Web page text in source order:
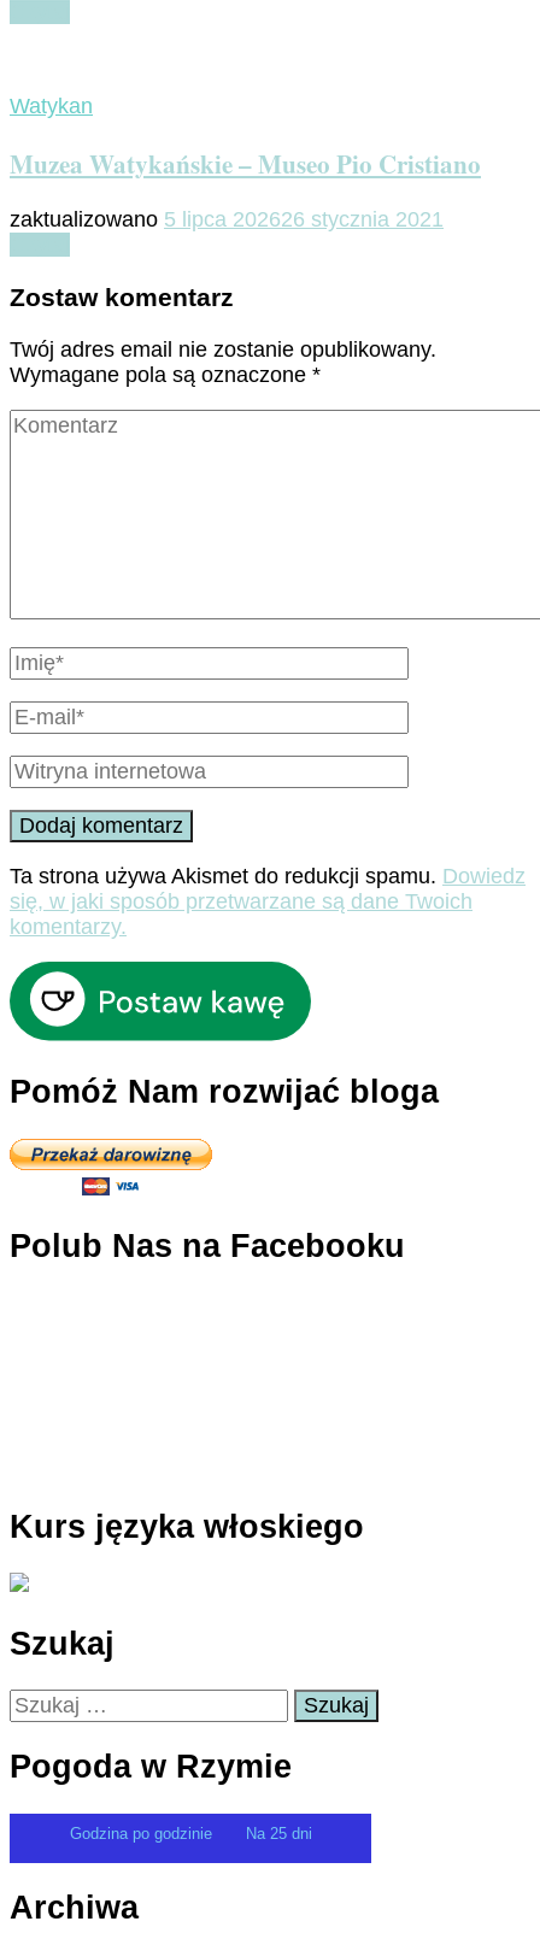
Watykan
Muzea Watykańskie – Museo Pio Cristiano
zaktualizowano 5 lipca 202626 stycznia 2021
Zostaw komentarz
Twój adres email nie zostanie opublikowany.
Wymagane pola są oznaczone *
Ta strona używa Akismet do redukcji spamu. Dowiedz
się, w jaki sposób przetwarzane są dane Twoich
komentarzy.
Pomóż Nam rozwijać bloga
Polub Nas na Facebooku
Kurs języka włoskiego
Szukaj
Szukaj:
Pogoda w Rzymie
Godzina po godzinie Na 25 dni
Archiwa